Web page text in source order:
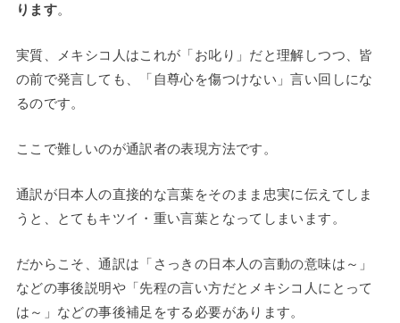
ります。
実質、メキシコ人はこれが「お叱り」だと理解しつつ、皆
の前で発言しても、「自尊心を傷つけない」言い回しにな
るのです。
ここで難しいのが通訳者の表現方法です。
通訳が日本人の直接的な言葉をそのまま忠実に伝えてしま
うと、とてもキツイ・重い言葉となってしまいます。
だからこそ、通訳は「さっきの日本人の言動の意味は～」
などの事後説明や「先程の言い方だとメキシコ人にとって
は～」などの事後補足をする必要があります。